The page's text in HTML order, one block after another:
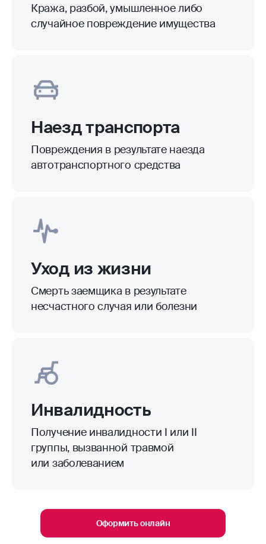
Кража, разбой, умышленное либо
случайное повреждение имущества
Наезд транспорта
Повреждения в результате наезда
автотранспортного средства
Уход из жизни
Смерть заемщика в результате
несчастного случая или болезни
Инвалидность
Получение инвалидности I или II
группы, вызванной травмой
или заболеванием
Оформить онлайн